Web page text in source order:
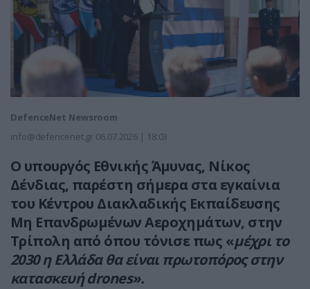
DefenceNet Newsroom
info@defencenet.gr 06.07.2026 | 18:03
Ο υπουργός Εθνικής Άμυνας, Νίκος
Δένδιας, παρέστη σήμερα στα εγκαίνια
του Κέντρου Διακλαδικής Εκπαίδευσης
Μη Επανδρωμένων Αεροχημάτων, στην
Τρίπολη από όπου τόνισε πως «μέχρι το
2030 η Ελλάδα θα είναι πρωτοπόρος στην
κατασκευή drones».